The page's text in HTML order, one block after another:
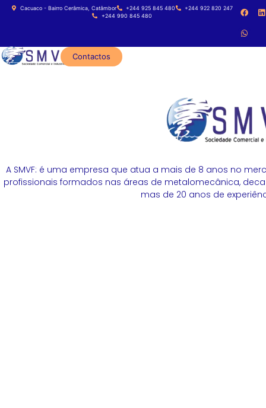
Cacuaco - Bairro Cerâmica, Catâmbor +244 925 845 480
+244 922 820 247
+244 990 845 480
Contactos
A SMVF: é uma empresa que atua a mais de 8 anos no
profissionais formados nas áreas de metalomecânica,
mas de 20 anos de